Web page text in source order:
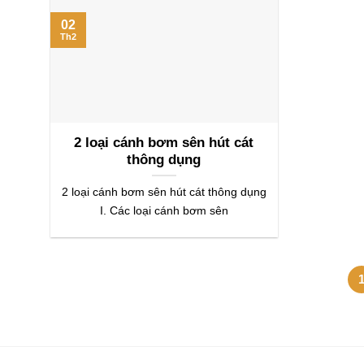
2 loại cánh bơm sên hút cát
thông dụng
2 loại cánh bơm sên hút cát thông dụng
I. Các loại cánh bơm sên
02
Th2
1